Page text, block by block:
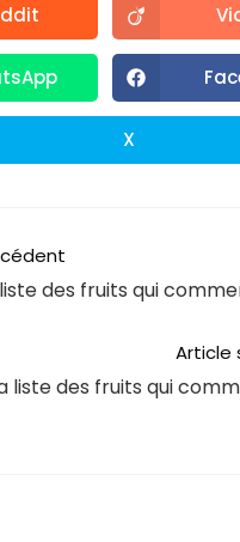
X
liste des fruits qui
Article
liste des fruits qui